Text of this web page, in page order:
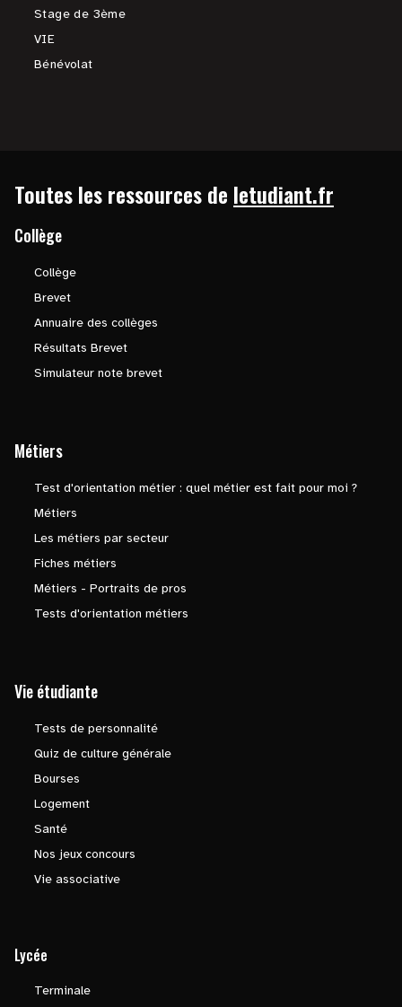
Stage de 3ème
VIE
Bénévolat
Toutes les ressources de letudiant.fr
Collège
Collège
Brevet
Annuaire des collèges
Résultats Brevet
Simulateur note brevet
Métiers
Test d'orientation métier : quel métier est fait pour moi ?
Métiers
Les métiers par secteur
Fiches métiers
Métiers - Portraits de pros
Tests d'orientation métiers
Vie étudiante
Tests de personnalité
Quiz de culture générale
Bourses
Logement
Santé
Nos jeux concours
Vie associative
Lycée
Terminale